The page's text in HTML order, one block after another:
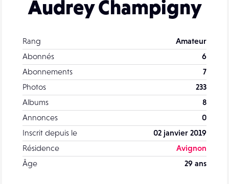
Audrey Champigny
Rang
Amateur
Abonnés
6
Abonnements
7
Photos
233
Albums
8
Annonces
0
Inscrit depuis le
02 janvier 2019
Résidence
Avignon
Âge
29 ans